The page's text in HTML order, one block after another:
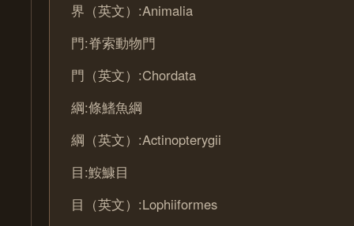
界（英文）:Animalia
門:脊索動物門
門（英文）:Chordata
綱:條鰭魚綱
綱（英文）:Actinopterygii
目:鮟鱇目
目（英文）:Lophiiformes